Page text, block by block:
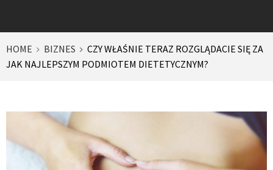
HOME BIZNES
CZY WŁAŚNIE TERAZ ROZGLĄDACIE SIĘ ZA
JAK NAJLEPSZYM PODMIOTEM DIETETYCZNYM?